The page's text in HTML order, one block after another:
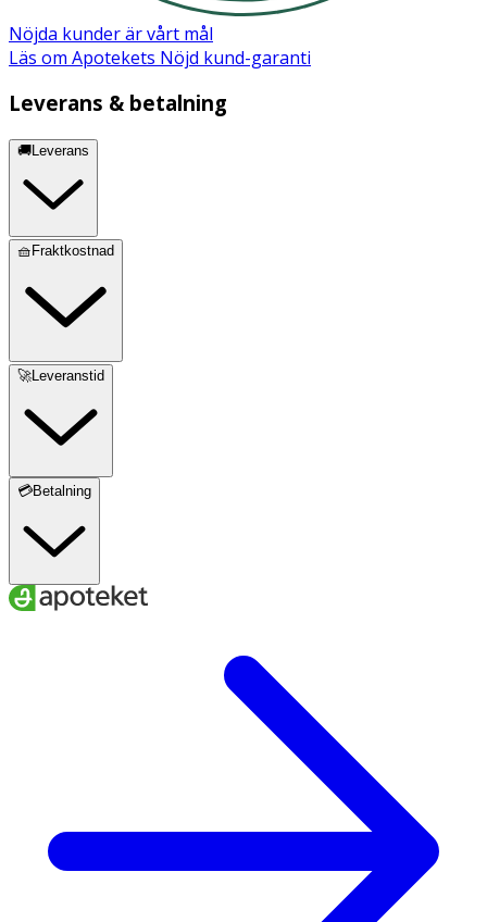
Förvaring
Förvaras torrt i rumstemperatur, skyddat från värme.
Förvaras oåtkomligt för barn.
Innehåll
Hydrocolloid.
Nöjda kunder är vårt mål
Läs om Apotekets Nöjd kund-garanti
Leverans & betalning
🚚Leverans
🧺Fraktkostnad
🚀Leveranstid
💳Betalning